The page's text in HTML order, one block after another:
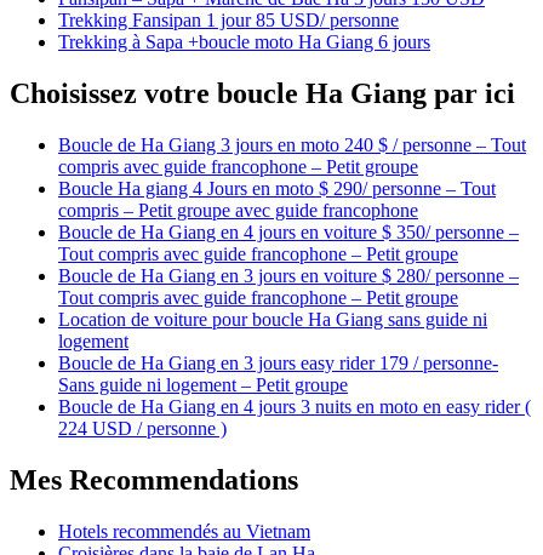
Trekking Fansipan 1 jour 85 USD/ personne
Trekking à Sapa +boucle moto Ha Giang 6 jours
Choisissez votre boucle Ha Giang par ici
Boucle de Ha Giang 3 jours en moto 240 $ / personne – Tout
compris avec guide francophone – Petit groupe
Boucle Ha giang 4 Jours en moto $ 290/ personne – Tout
compris – Petit groupe avec guide francophone
Boucle de Ha Giang en 4 jours en voiture $ 350/ personne –
Tout compris avec guide francophone – Petit groupe
Boucle de Ha Giang en 3 jours en voiture $ 280/ personne –
Tout compris avec guide francophone – Petit groupe
Location de voiture pour boucle Ha Giang sans guide ni
logement
Boucle de Ha Giang en 3 jours easy rider 179 / personne-
Sans guide ni logement – Petit groupe
Boucle de Ha Giang en 4 jours 3 nuits en moto en easy rider (
224 USD / personne )
Mes Recommendations
Hotels recommendés au Vietnam